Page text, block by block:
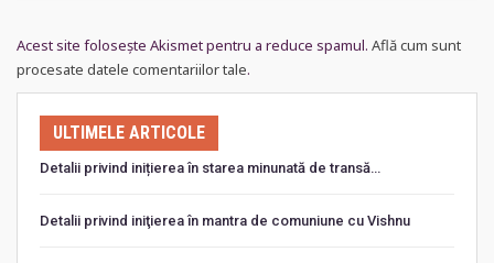
Acest site folosește Akismet pentru a reduce spamul. Află cum sunt
procesate datele comentariilor tale.
ULTIMELE ARTICOLE
Detalii privind inițierea în starea minunată de transă…
Detalii privind iniţierea în mantra de comuniune cu Vishnu